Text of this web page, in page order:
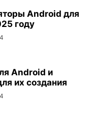
Android для
году
Android и
их создания